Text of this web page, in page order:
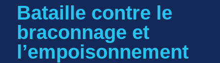
Bataille contre le
braconnage et
l’empoisonnement